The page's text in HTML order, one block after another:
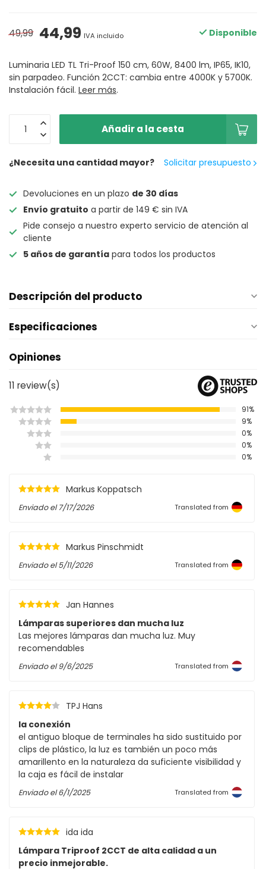
49,99 44,99 IVA incluido Disponible
Luminaria LED TL Tri-Proof 150 cm, 60W, 8400 lm, IP65, IK10,
sin parpadeo. Función 2CCT: cambia entre 4000K y 5700K.
Instalación fácil. Leer más.
Añadir a la cesta
¿Necesita una cantidad mayor? Solicitar presupuesto
Devoluciones en un plazo de 30 días
Envío gratuito a partir de 149 € sin IVA
Pide consejo a nuestro experto servicio de atención al
cliente
5 años de garantía para todos los productos
Descripción del producto
Especificaciones
Opiniones
11 review(s)
91%
9%
0%
0%
0%
Markus Koppatsch
Enviado el7/17/2026 Translated from
Markus Pinschmidt
Enviado el5/11/2026 Translated from
Jan Hannes
Lámparas superiores dan mucha luz
Las mejores lámparas dan mucha luz. Muy
recomendables
Enviado el9/6/2025 Translated from
TPJ Hans
la conexión
el antiguo bloque de terminales ha sido sustituido por
clips de plástico, la luz es también un poco más
amarillento en la naturaleza da suficiente visibilidad y
la caja es fácil de instalar
Enviado el6/1/2025 Translated from
ida ida
Lámpara Triproof 2CCT de alta calidad a un
precio inmejorable.